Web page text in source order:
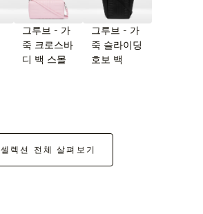
그루브 - 가
죽 크로스바
디 백 스몰
그루브 - 가
죽 슬라이딩
호보 백
셀렉션 전체 살펴보기